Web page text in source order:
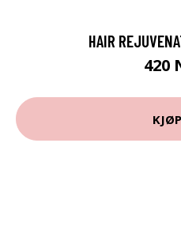
HAIR
420